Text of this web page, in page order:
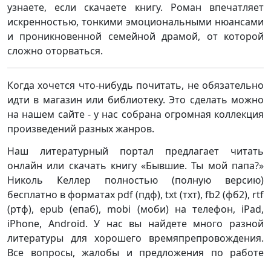
узнаете, если скачаете книгу. Роман впечатляет
искренностью, тонкими эмоциональными нюансами
и проникновенной семейной драмой, от которой
сложно оторваться.
Когда хочется что-нибудь почитать, не обязательно
идти в магазин или библиотеку. Это сделать можно
на нашем сайте - у нас собрана огромная коллекция
произведений разных жанров.
Наш литературный портал предлагает читать
онлайн или скачать книгу «Бывшие. Ты мой папа?»
Николь Келлер полностью (полную версию)
бесплатно в форматах pdf (пдф), txt (тхт), fb2 (фб2), rtf
(ртф), epub (епаб), mobi (моби) на телефон, iPad,
iPhone, Android. У нас вы найдете много разной
литературы для хорошего времяпрепровождения.
Все вопросы, жалобы и предложения по работе